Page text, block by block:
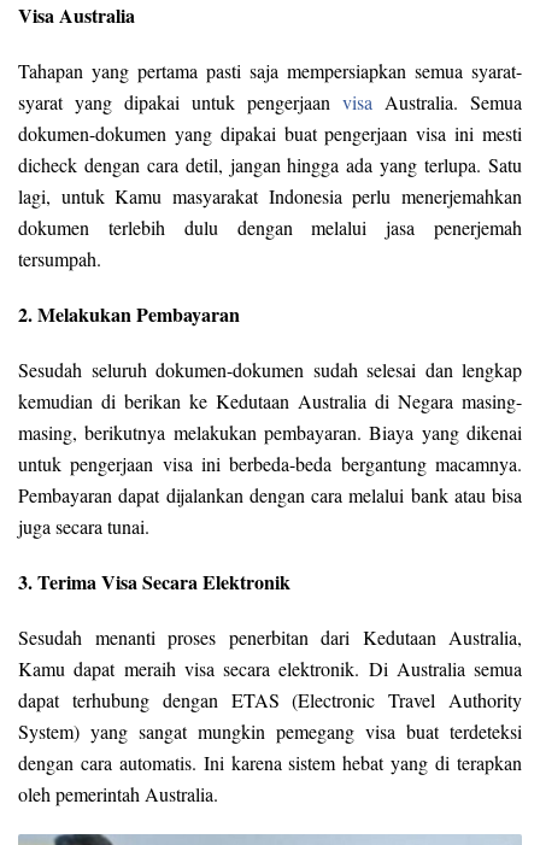
Visa Australia
Tahapan yang pertama pasti saja mempersiapkan semua syarat-
syarat yang dipakai untuk pengerjaan visa Australia. Semua
dokumen-dokumen yang dipakai buat pengerjaan visa ini mesti
dicheck dengan cara detil, jangan hingga ada yang terlupa. Satu
lagi, untuk Kamu masyarakat Indonesia perlu menerjemahkan
dokumen terlebih dulu dengan melalui jasa penerjemah
tersumpah.
2. Melakukan Pembayaran
Sesudah seluruh dokumen-dokumen sudah selesai dan lengkap
kemudian di berikan ke Kedutaan Australia di Negara masing-
masing, berikutnya melakukan pembayaran. Biaya yang dikenai
untuk pengerjaan visa ini berbeda-beda bergantung macamnya.
Pembayaran dapat dijalankan dengan cara melalui bank atau bisa
juga secara tunai.
3. Terima Visa Secara Elektronik
Sesudah menanti proses penerbitan dari Kedutaan Australia,
Kamu dapat meraih visa secara elektronik. Di Australia semua
dapat terhubung dengan ETAS (Electronic Travel Authority
System) yang sangat mungkin pemegang visa buat terdeteksi
dengan cara automatis. Ini karena sistem hebat yang di terapkan
oleh pemerintah Australia.